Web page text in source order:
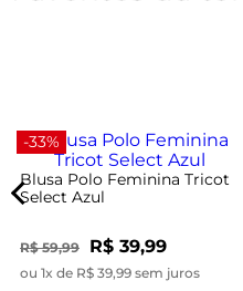
-33%
Blusa Polo Feminina Tricot
Select Azul
R$ 59,99 R$ 39,99
ou 1x de R$ 39,99 sem juros